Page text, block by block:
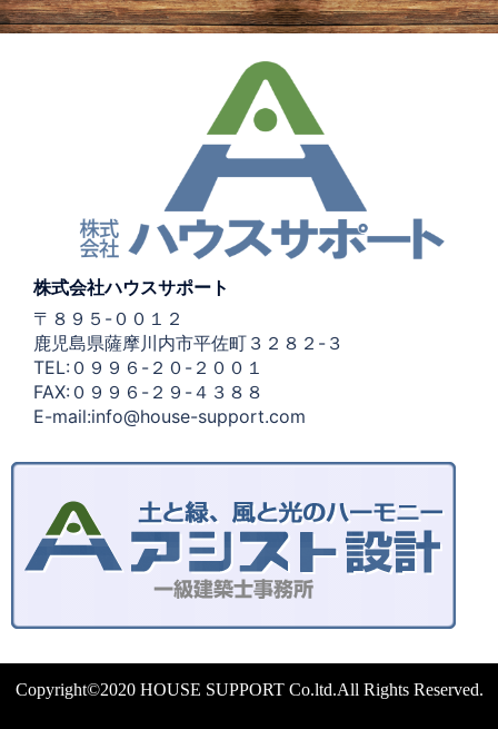
株式会社ハウスサポート
〒８９５-００１２
鹿児島県薩摩川内市平佐町３２８２-３
TEL:０９９６-２０-２００１
FAX:０９９６-２９-４３８８
E-mail:info@house-support.com
Copyright©2020 HOUSE SUPPORT Co.ltd.All Rights Reserved.